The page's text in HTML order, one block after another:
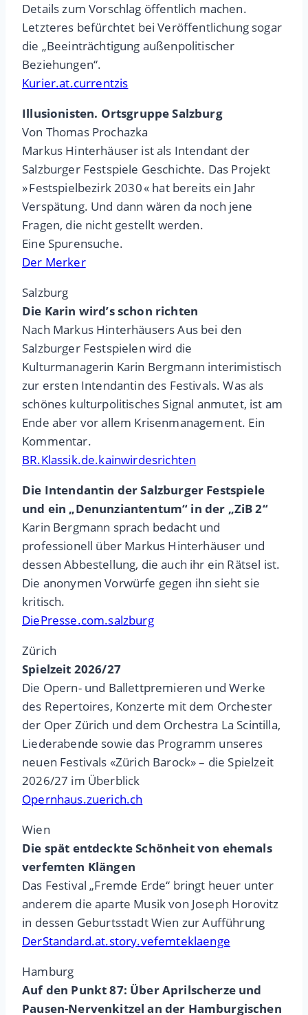
Details zum Vorschlag öffentlich machen.
Letzteres befürchtet bei Veröffentlichung sogar
die „Beeinträchtigung außenpolitischer
Beziehungen“.
Kurier.at.currentzis
Illusionisten. Ortsgruppe Salzburg
Von Thomas Prochazka
Markus Hinterhäuser ist als Intendant der
Salzburger Festspiele Geschichte. Das Projekt
» Festspielbezirk 2030 « hat bereits ein Jahr
Verspätung. Und dann wären da noch jene
Fragen, die nicht gestellt werden.
Eine Spurensuche.
Der Merker
Salzburg
Die Karin wird’s schon richten
Nach Markus Hinterhäusers Aus bei den
Salzburger Festspielen wird die
Kulturmanagerin Karin Bergmann interimistisch
zur ersten Intendantin des Festivals. Was als
schönes kulturpolitisches Signal anmutet, ist am
Ende aber vor allem Krisenmanagement. Ein
Kommentar.
BR.Klassik.de.kainwirdesrichten
Die Intendantin der Salzburger Festspiele
und ein „Denunziantentum“ in der „ZiB 2“
Karin Bergmann sprach bedacht und
professionell über Markus Hinterhäuser und
dessen Abbestellung, die auch ihr ein Rätsel ist.
Die anonymen Vorwürfe gegen ihn sieht sie
kritisch.
DiePresse.com.salzburg
Zürich
Spielzeit 2026/27
Die Opern- und Ballettpremieren und Werke
des Repertoires, Konzerte mit dem Orchester
der Oper Zürich und dem Orchestra La Scintilla,
Liederabende sowie das Programm unseres
neuen Festivals «Zürich Barock» – die Spielzeit
2026/27 im Überblick
Opernhaus.zuerich.ch
Wien
Die spät entdeckte Schönheit von ehemals
verfemten Klängen
Das Festival „Fremde Erde“ bringt heuer unter
anderem die aparte Musik von Joseph Horovitz
in dessen Geburtsstadt Wien zur Aufführung
DerStandard.at.story.vefemteklaenge
Hamburg
Auf den Punkt 87: Über Aprilscherze und
Pausen-Nervenkitzel an der Hamburgischen